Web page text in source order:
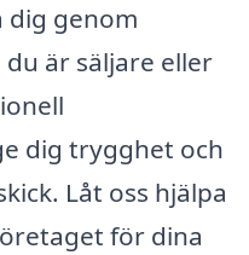
dig genom
är säljare eller
dig trygghet och
Låt oss hjälpa
för dina